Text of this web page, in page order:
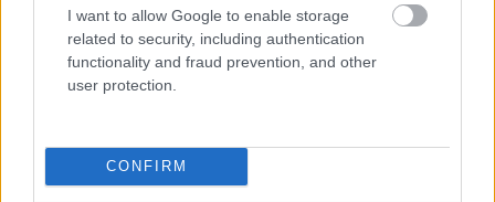
I want to allow Google to enable storage
related to security, including authentication
functionality and fraud prevention, and other
user protection.
CONFIRM
EGYKORI JÁTÉKOSOK